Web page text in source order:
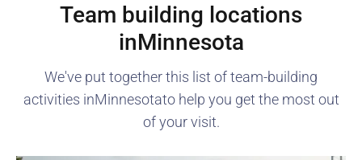
Team building locations
inMinnesota
We've put together this list of team-building
activities inMinnesotato help you get the most out
of your visit.